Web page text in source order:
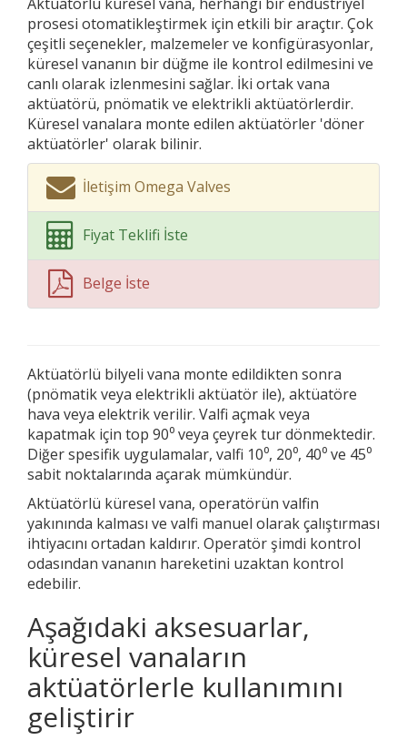
prosesi otomatikleştirmek için etkili bir araçtır. Çok
çeşitli seçenekler, malzemeler ve konfigürasyonlar,
küresel vananın bir düğme ile kontrol edilmesini ve
canlı olarak izlenmesini sağlar. İki ortak vana
aktüatörü, pnömatik ve elektrikli aktüatörlerdir.
Küresel vanalara monte edilen aktüatörler 'döner
aktüatörler' olarak bilinir.
İletişim Omega Valves
Fiyat Teklifi İste
Belge İste
Aktüatörlü bilyeli vana monte edildikten sonra
(pnömatik veya elektrikli aktüatör ile), aktüatöre
hava veya elektrik verilir. Valfi açmak veya
kapatmak için top 90⁰ veya çeyrek tur dönmektedir.
Diğer spesifik uygulamalar, valfi 10⁰, 20⁰, 40⁰ ve 45⁰
sabit noktalarında açarak mümkündür.
Aktüatörlü küresel vana, operatörün valfin
yakınında kalması ve valfi manuel olarak çalıştırması
ihtiyacını ortadan kaldırır. Operatör şimdi kontrol
odasından vananın hareketini uzaktan kontrol
edebilir.
Aşağıdaki aksesuarlar,
küresel vanaların
aktüatörlerle kullanımını
geliştirir